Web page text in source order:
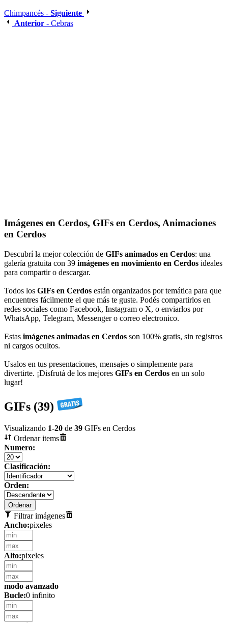
Chimpancés - Siguiente
Anterior - Cebras
Imágenes en Cerdos, GIFs en Cerdos, Animaciones
en Cerdos
Descubrí la mejor colección de GIFs animados en Cerdos: una
galería gratuita con 39 imágenes en movimiento en Cerdos ideales
para compartir o descargar.
Todos los GIFs en Cerdos están organizados por temática para que
encuentres fácilmente el que más te guste. Podés compartirlos en
redes sociales como Facebook, Instagram o X, o enviarlos por
WhatsApp, Telegram, Messenger o correo electronico.
Estas imágenes animadas en Cerdos son 100% gratis, sin registros
ni cargos ocultos.
Usalos en tus presentaciones, mensajes o simplemente para
divertirte. ¡Disfrutá de los mejores GIFs en Cerdos en un solo
lugar!
GIFs (39)
Visualizando 1-20 de 39 GIFs en Cerdos
Ordenar items
Numero:
Clasificación:
Orden:
Filtrar imágenes
Ancho:pixeles
Alto:pixeles
modo avanzado
Bucle:0 infinito